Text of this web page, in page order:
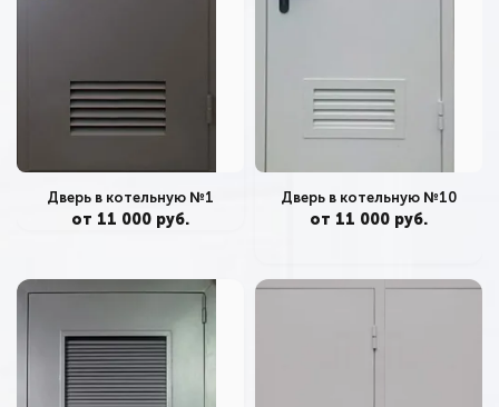
Дверь в котельную №1
от 11 000 руб.
Дверь в котельную №10
от 11 000 руб.